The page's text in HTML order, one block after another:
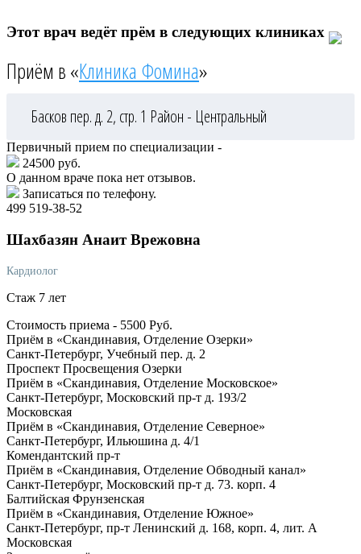
Этот врач ведёт прём в следующих клиниках
Приём в «Клиника Фомина»
Басков пер. д. 2, стр. 1 Район - Центральный
Первичный прием по специализации -
24500 руб.
О данном враче пока нет отзывов.
Записаться по телефону.
499 519-38-52
Шахбазян Анаит Врежовна
Кардиолог
Стаж 7 лет
Стоимость приема - 5500 Руб.
Приём в «Скандинавия, Отделение Озерки»
Санкт-Петербург, Учебный пер. д. 2
Проспект Просвещения Озерки
Приём в «Скандинавия, Отделение Московское»
Санкт-Петербург, Московский пр-т д. 193/2
Московская
Приём в «Скандинавия, Отделение Северное»
Санкт-Петербург, Ильюшина д. 4/1
Комендантский пр-т
Приём в «Скандинавия, Отделение Обводный канал»
Санкт-Петербург, Московский пр-т д. 73. корп. 4
Балтийская Фрунзенская
Приём в «Скандинавия, Отделение Южное»
Санкт-Петербург, пр-т Ленинский д. 168, корп. 4, лит. А
Московская